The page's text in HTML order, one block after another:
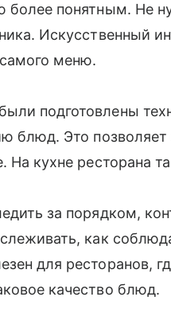
более понятным. Не
Искусственный
меню.
подготовлены
блюд. Это
На кухне ресторана
за порядком,
как
для ресторанов,
качество блюд.